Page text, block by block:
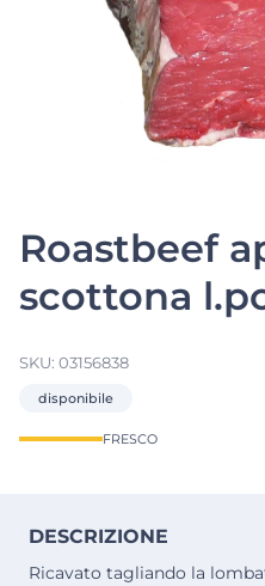
Roastbeef
scottona
SKU: 03156838
disponibile
FRESCO
DESCRIZIONE
Ricavato tagliando la